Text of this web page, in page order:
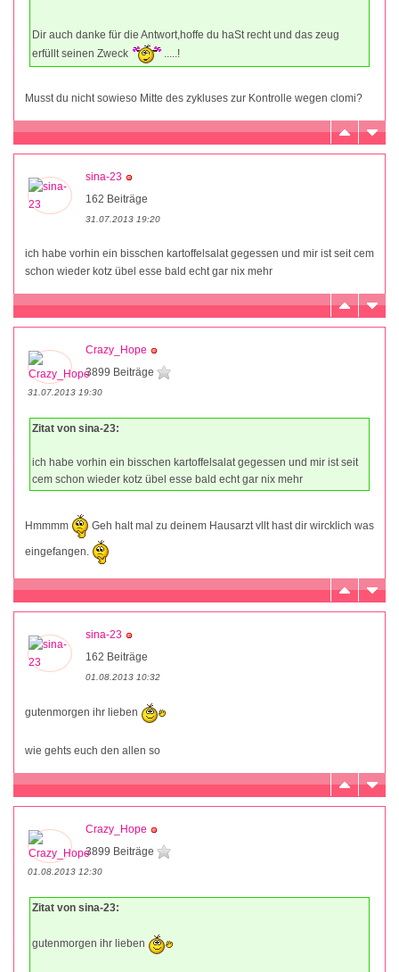
Dir auch danke für die Antwort,hoffe du haSt recht und das zeug
erfüllt seinen Zweck
.....!
Musst du nicht sowieso Mitte des zykluses zur Kontrolle wegen clomi?
sina-23
162 Beiträge
31.07.2013 19:20
ich habe vorhin ein bisschen kartoffelsalat gegessen und mir ist seit cem
schon wieder kotz übel esse bald echt gar nix mehr
Crazy_Hope
3899 Beiträge
31.07.2013 19:30
Zitat von sina-23:
ich habe vorhin ein bisschen kartoffelsalat gegessen und mir ist seit
cem schon wieder kotz übel esse bald echt gar nix mehr
Hmmmm Geh halt mal zu deinem Hausarzt vllt hast dir wircklich was
eingefangen.
sina-23
162 Beiträge
01.08.2013 10:32
gutenmorgen ihr lieben
wie gehts euch den allen so
Crazy_Hope
3899 Beiträge
01.08.2013 12:30
Zitat von sina-23:
gutenmorgen ihr lieben